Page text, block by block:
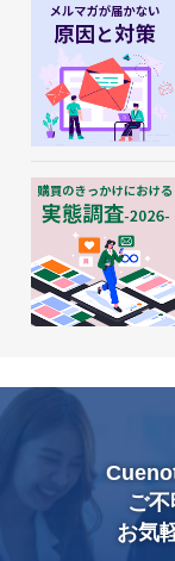
ご
お気